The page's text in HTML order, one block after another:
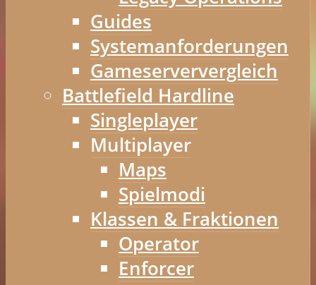
Guides
Systemanforderungen
Gameserververgleich
Battlefield Hardline
Singleplayer
Multiplayer
Maps
Spielmodi
Klassen & Fraktionen
Operator
Enforcer